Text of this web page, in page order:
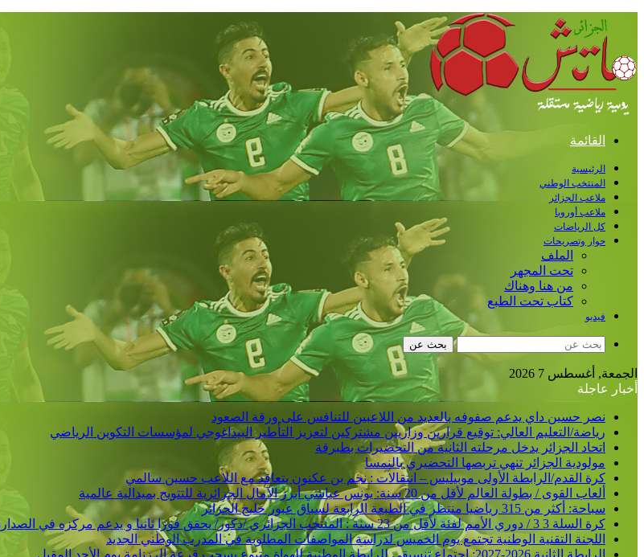
القائمة
الرئيسية
المنتخب الوطني
ملاعب الجزائر
ملاعب أوروبا
كل الرياضات
حوار وتصريحات
الملف
تحت المجهر
من هنا وهناك
كتاب تحت الطبع
فيديو
بحث عن
الجمعة, أغسطس 7 2026
أخبار عاجلة
نصر حسين داي يدعم صفوفه بالعديد من اللاعبين للتنافس على ورقة الصعود
رياضة/التعليم العالي: توقيع قرارين وزاريين مشتركين لتعزيز التأطير البيداغوجي لمؤسسات التكوين الرياضي
اتحاد الجزائر يدخل مرحلته الثانية من التحضيرات بطبرقة
مولودية الجزائر تنهي تربصها التحضيري بالنمسا
كرة القدم/الرابطة الأولى موبيليس – انتقالات : نجم بن عكنون يتعاقد مع اللاعب حسين سالمي
ألعاب القوى / بطولة العالم لأقل من 20 سنة: يونس عياشي أبرز الآمال الجزائرية للتتويج بميدالية عالمية
سباحة: أكثر من 315 رياضيا منتظر في الطبعة الرابعة لسباق عبور خليج الجزائر
كرة السلة 3 3 / دوري الأمم لفئة لأقل من 23 سنة : المنتخب الجزائري /ذكور/ يحقق فوزا ثانيا و يدعم مركزه في الصدارة
اللجنة التقنية الوطنية تجتمع يوم الخميس لدراسة المواصفات المطلوبة في المدرب الوطني الجديد
الرابطة الثانية 2026-2027: اجتماع تنسيقي للرابطة الوطنية للهواة متبوع بسحب قرعة الرزنامة يوم الأحد المقبل